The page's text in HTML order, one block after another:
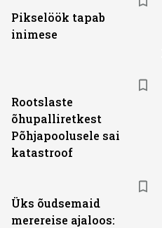
Pikselöök tapab
inimese
Rootslaste
õhupalliretkest
Põhjapoolusele sai
katastroof
Üks õudsemaid
merereise ajaloos: